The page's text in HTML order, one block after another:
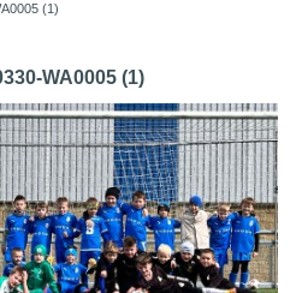
(1)
WA0005 (1)